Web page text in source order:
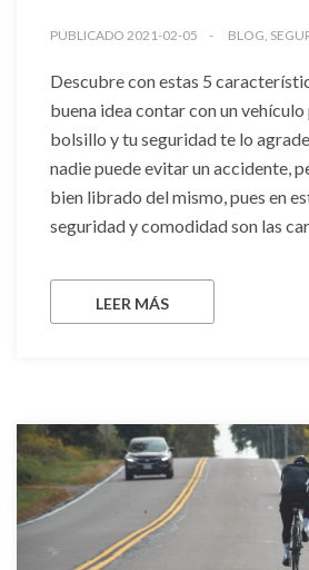
PUBLICADO 2021-02-05 BLOG,
Descubre con estas 5
buena idea contar con un
bolsillo y tu seguridad te lo
nadie puede evitar un accidente,
bien librado del mismo, pues en
seguridad y comodidad son las
LEER MÁS